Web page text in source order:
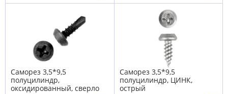
Саморез 3,5*9,5
полуцилиндр,
оксидированный, сверло
Саморез 3,5*9,5
полуцилиндр, ЦИНК,
острый